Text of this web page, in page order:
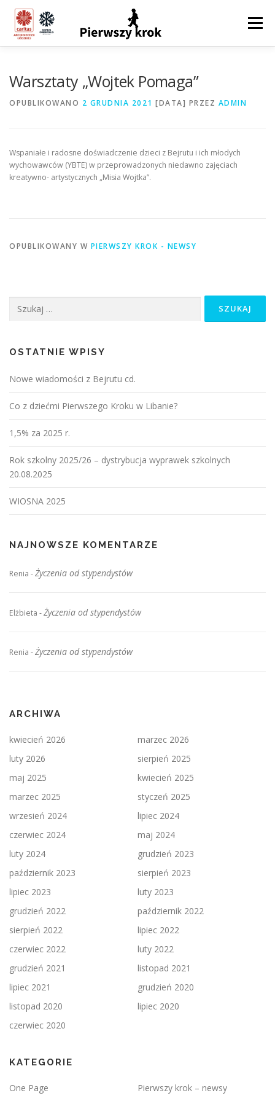
treści
Menu
DEKLARACJA INDYWIDUALNA
POLITYKA PRYWATNOŚCI I PLIKI COOKIES
Warsztaty „Wojtek Pomaga”
OPUBLIKOWANO 2 GRUDNIA 2021 [DATA] PRZEZ ADMIN
Wspaniałe i radosne doświadczenie dzieci z Bejrutu i ich młodych
wychowawców (YBTE) w przeprowadzonych niedawno zajęciach
kreatywno- artystycznych „Misia Wojtka”.
OPUBLIKOWANY W PIERWSZY KROK - NEWSY
OSTATNIE WPISY
Nowe wiadomości z Bejrutu cd.
Co z dziećmi Pierwszego Kroku w Libanie?
1,5% za 2025 r.
Rok szkolny 2025/26 – dystrybucja wyprawek szkolnych
20.08.2025
WIOSNA 2025
NAJNOWSZE KOMENTARZE
Renia -Życzenia od stypendystów
Elżbieta -Życzenia od stypendystów
Renia -Życzenia od stypendystów
ARCHIWA
kwiecień 2026
marzec 2026
luty 2026
sierpień 2025
maj 2025
kwiecień 2025
marzec 2025
styczeń 2025
wrzesień 2024
lipiec 2024
czerwiec 2024
maj 2024
luty 2024
grudzień 2023
październik 2023
sierpień 2023
lipiec 2023
luty 2023
grudzień 2022
październik 2022
sierpień 2022
lipiec 2022
czerwiec 2022
luty 2022
grudzień 2021
listopad 2021
lipiec 2021
grudzień 2020
listopad 2020
lipiec 2020
czerwiec 2020
KATEGORIE
One Page Pierwszy krok – newsy